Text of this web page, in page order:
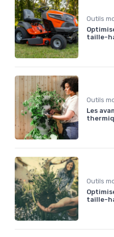
Outils
taille-
Outils
Les
Outils
taille-